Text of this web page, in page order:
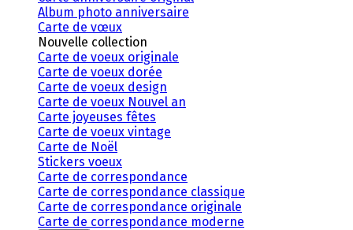
Album photo anniversaire
Carte de vœux
Nouvelle collection
Carte de voeux originale
Carte de voeux dorée
Carte de voeux design
Carte de voeux Nouvel an
Carte joyeuses fêtes
Carte de voeux vintage
Carte de Noël
Stickers voeux
Carte de correspondance
Carte de correspondance classique
Carte de correspondance originale
Carte de correspondance moderne